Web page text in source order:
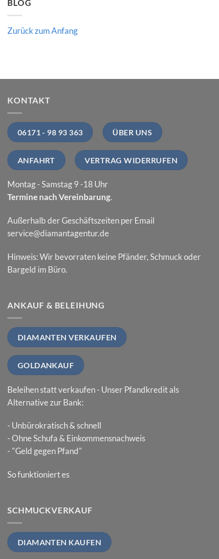
BLOG
Zurück zum Anfang
KONTAKT
06171 - 98 93 363 ÜBER UNS
ANFAHRT VERTRAG WIDERRUFEN
Montag - Samstag 9 -18 Uhr
Termine nach Vereinbarung.
Außerhalb der Geschäftszeiten per Email
service@diamantagentur.de
Hinweis: Wir bevorraten keine Pfänder, Schmuck oder
Bargeld im Büro.
ANKAUF & BELEIHUNG
DIAMANTEN VERKAUFEN
GOLDANKAUF
Beleihen statt verkaufen - Unser Pfandkredit als
Alternative zur Bank:
- Unbürokratisch & schnell
- Ohne Schufa & Einkommensnachweis
- "Geld gegen Pfand"
So funktioniert es
SCHMUCKVERKAUF
DIAMANTEN KAUFEN